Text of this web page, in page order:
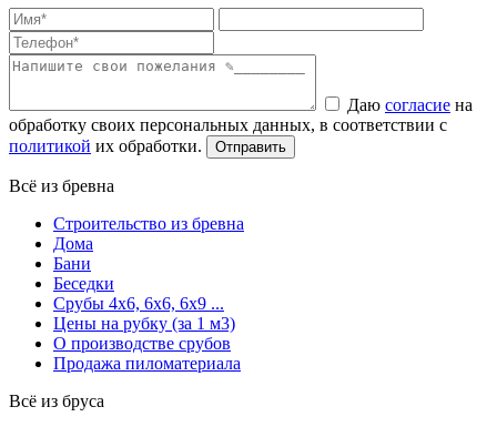
Даю согласие на
обработку своих персональных данных, в соответствии с
политикой их обработки.
Всё из бревна
Строительство из бревна
Дома
Бани
Беседки
Срубы 4х6, 6х6, 6х9 ...
Цены на рубку (за 1 м3)
О производстве срубов
Продажа пиломатериала
Всё из бруса